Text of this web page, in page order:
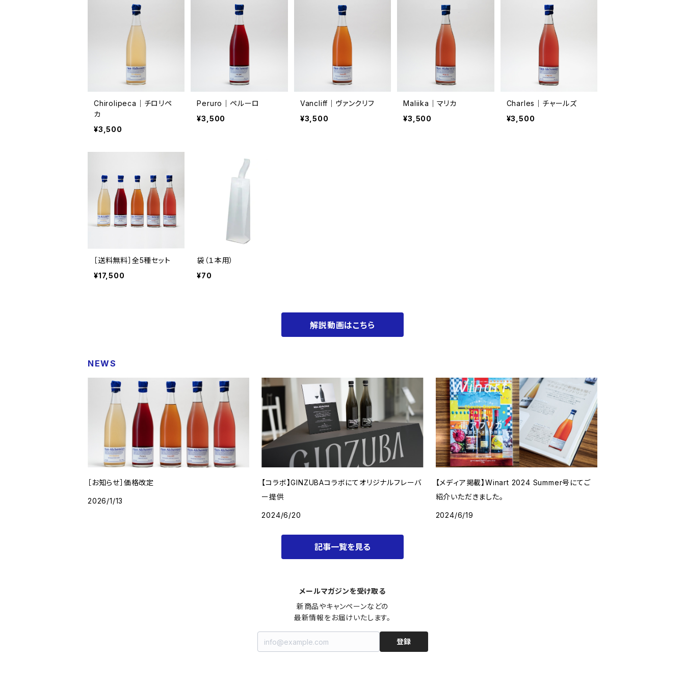
Chirolipeca│チロリペ
カ
¥3,500
Peruro│ペルーロ
¥3,500
Vancliff│ヴァンクリフ
¥3,500
Maliika│マリカ
¥3,500
Charles│チャールズ
¥3,500
［送料無料］全5種セット
¥17,500
袋（１本用）
¥70
解説動画はこちら
NEWS
［お知らせ］価格改定
2026/1/13
【コラボ】GINZUBAコラボにてオリジナルフレーバ
ー提供
2024/6/20
【メディア掲載】Winart 2024 Summer号にてご
紹介いただきました。
2024/6/19
記事一覧を見る
メールマガジンを受け取る
新商品やキャンペーンなどの
最新情報をお届けいたします。
登録